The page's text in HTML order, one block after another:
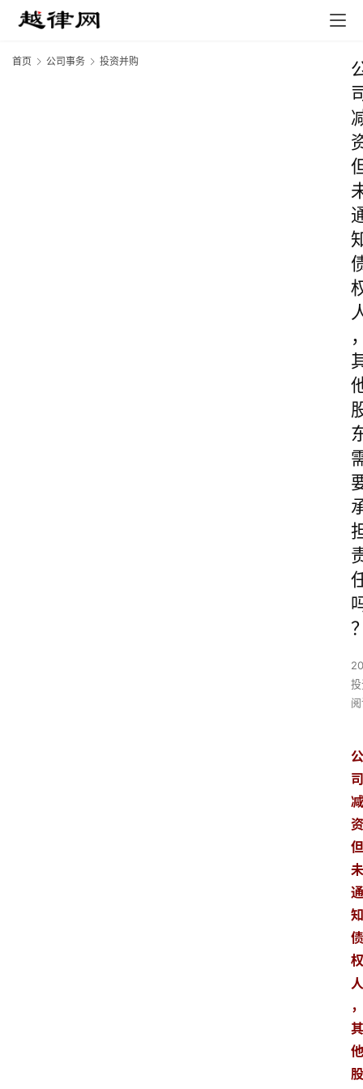
首页 公司事务 投资并购
公
司
减
资
但
未
通
知
债
权
人
，
其
他
股